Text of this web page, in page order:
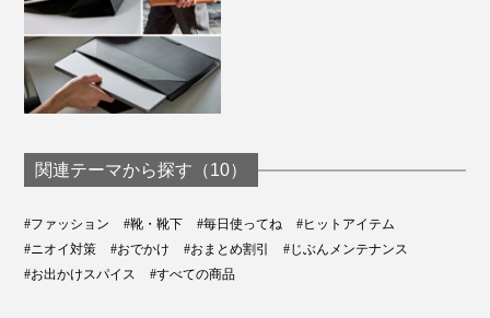
関連テーマから探す（10）
#ファッション #靴・靴下 #毎日使ってね
#ヒットアイテム
#ニオイ対策
#おでかけ #おまとめ割引
#じぶんメンテナンス
#お出かけスパイス
#すべての商品